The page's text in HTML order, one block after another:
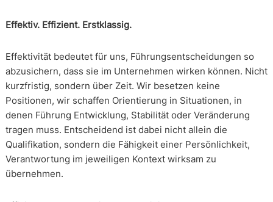
Effektiv. Effizient. Erstklassig.
Effektivität bedeutet für uns, Führungsentscheidungen so
abzusichern, dass sie im Unternehmen wirken können. Nicht
kurzfristig, sondern über Zeit. Wir besetzen keine
Positionen, wir schaffen Orientierung in Situationen, in
denen Führung Entwicklung, Stabilität oder Veränderung
tragen muss. Entscheidend ist dabei nicht allein die
Qualifikation, sondern die Fähigkeit einer Persönlichkeit,
Verantwortung im jeweiligen Kontext wirksam zu
übernehmen.